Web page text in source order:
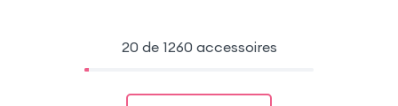
20 de 1260 accessoires